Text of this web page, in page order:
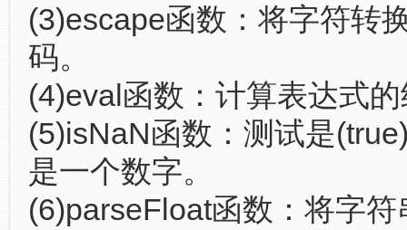
(3)escape函数：将字符转
码。
(4)eval函数：计算表达式
(5)isNaN函数：测试是
是一个数字。
(6)parseFloat函数：将字符